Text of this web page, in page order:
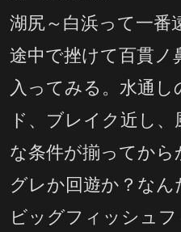
湖尻～白浜って一番
途中で挫けて百貫ノ
入ってみる。水通
ド、ブレイク近し
な条件が揃ってか
グレか回遊か？なん
ビッグフィッシュフ